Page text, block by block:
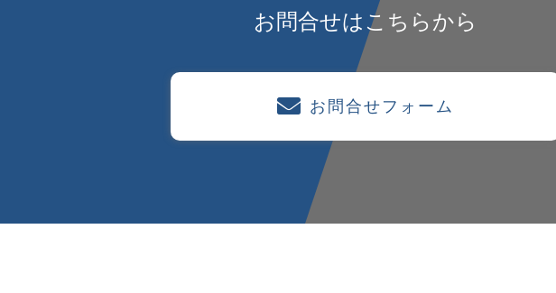
お問合せはこちらから
お問合せフォーム